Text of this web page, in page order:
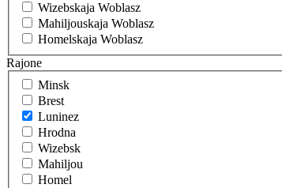
Wizebskaja Woblasz
Mahiljouskaja Woblasz
Homelskaja Woblasz
Rajone
Minsk
Brest
Luninez
Hrodna
Wizebsk
Mahiljou
Homel